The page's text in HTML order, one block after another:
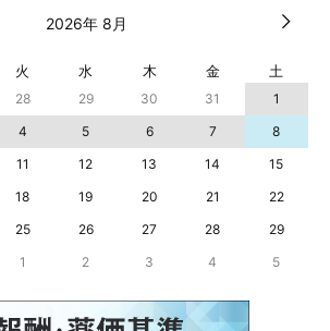
2026年 8月
火 水 木 金 土
28 29 30 31
1
4 5 6 7
8
11 12 13 14
15
18 19 20 21
22
25 26 27 28
29
1 2 3 4 5